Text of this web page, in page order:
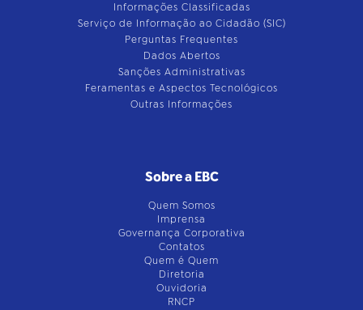
Informações Classificadas
Serviço de Informação ao Cidadão (SIC)
Perguntas Frequentes
Dados Abertos
Sanções Administrativas
Feramentas e Aspectos Tecnológicos
Outras Informações
Sobre a EBC
Quem Somos
Imprensa
Governança Corporativa
Contatos
Quem é Quem
Diretoria
Ouvidoria
RNCP